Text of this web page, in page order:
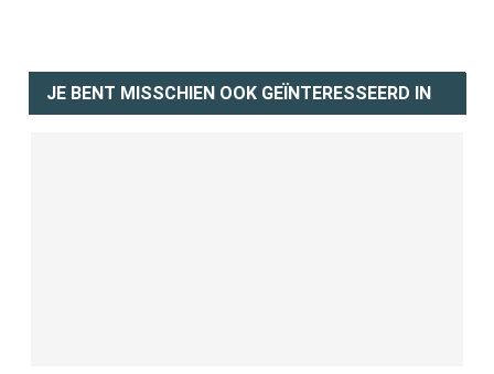
JE BENT MISSCHIEN OOK GEÏNTERESSEERD IN